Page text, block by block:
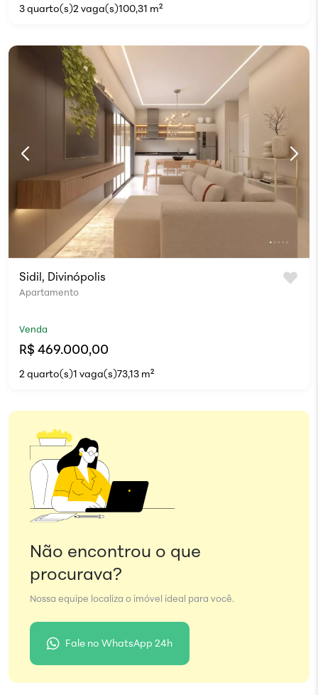
3 quarto(s)2 vaga(s)100,31 m²
Sidil, Divinópolis
Apartamento
Venda
R$ 469.000,00
2 quarto(s)1 vaga(s)73,13 m²
Não encontrou o que
procurava?
Nossa equipe localiza o imóvel ideal para você.
Fale no WhatsApp 24h